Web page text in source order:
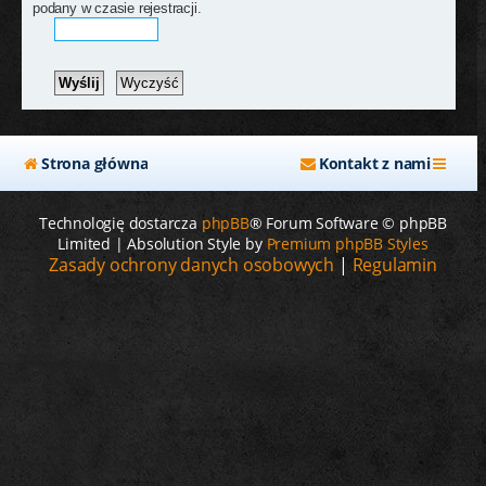
podany w czasie rejestracji.
Strona główna Kontakt z nami
Technologię dostarcza phpBB® Forum Software © phpBB
Limited | Absolution Style by Premium phpBB Styles
Zasady ochrony danych osobowych | Regulamin